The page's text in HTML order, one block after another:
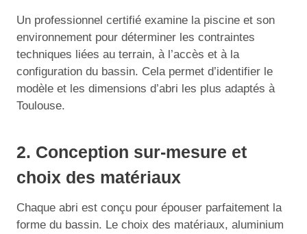
Un professionnel certifié examine la piscine et son
environnement pour déterminer les contraintes
techniques liées au terrain, à l’accès et à la
configuration du bassin. Cela permet d’identifier le
modèle et les dimensions d’abri les plus adaptés à
Toulouse.
2. Conception sur-mesure et
choix des matériaux
Chaque abri est conçu pour épouser parfaitement la
forme du bassin. Le choix des matériaux, aluminium